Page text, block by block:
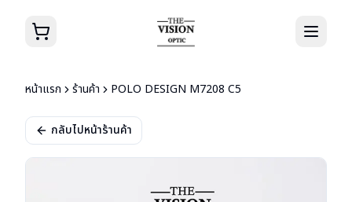
หน้าแรก ร้านค้า POLO DESIGN M7208 C5
กลับไปหน้าร้านค้า